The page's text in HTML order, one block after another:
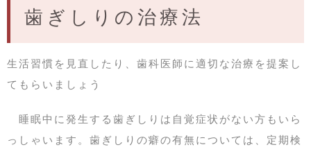
歯ぎしりの治療法
生活習慣を見直したり、歯科医師に適切な治療を提案し
てもらいましょう
睡眠中に発生する歯ぎしりは自覚症状がない方もいら
っしゃいます。歯ぎしりの癖の有無については、定期検